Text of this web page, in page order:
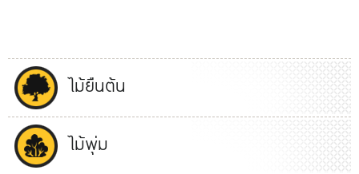
ไม้ยืนต้น
ไม้พุ่ม